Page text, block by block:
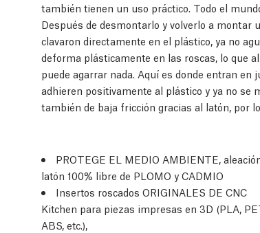
también tienen un uso práctico. Todo el
Después de desmontarlo y volverlo a montar
clavaron directamente en el plástico, ya no
deforma plásticamente en las roscas, lo que
puede agarrar nada. Aquí es donde entran
adhieren positivamente al plástico y ya no se
también de baja fricción gracias al latón, por
PROTEGE EL MEDIO AMBIENTE,
latón 100% libre de PLOMO y CADMIO
Insertos roscados ORIGINALES DE CNC
Kitchen para piezas impresas en 3D (PLA,
ABS, etc.),